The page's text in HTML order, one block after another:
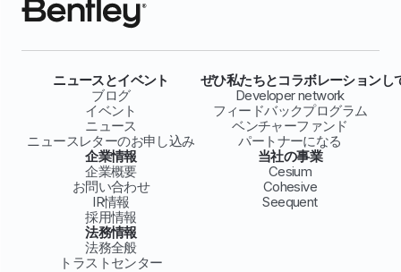
ニュースとイベント
ブログ
イベント
ニュース
ニュースレターのお申し込み
ぜひ私たちとコラボレーションし
Developer network
フィードバックプログラム
ベンチャーファンド
パートナーになる
企業情報
企業概要
お問い合わせ
IR情報
採用情報
当社の事業
Cesium
Cohesive
Seequent
法務情報
法務全般
トラストセンター